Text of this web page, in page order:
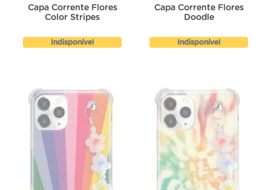
Capa Corrente Flores
Color Stripes
Indisponível
Capa Corrente Flores
Doodle
Indisponível